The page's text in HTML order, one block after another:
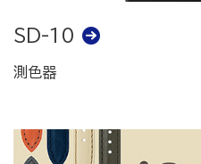
SD-10
測色器